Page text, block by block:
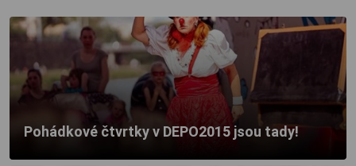
Pohádkové čtvrtky v DEPO2015 jsou tady!